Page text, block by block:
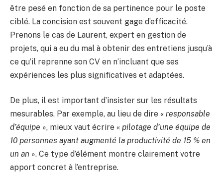
être pesé en fonction de sa pertinence pour le poste
ciblé. La concision est souvent gage d’efficacité.
Prenons le cas de Laurent, expert en gestion de
projets, qui a eu du mal à obtenir des entretiens jusqu’à
ce qu’il reprenne son CV en n’incluant que ses
expériences les plus significatives et adaptées.
De plus, il est important d’insister sur les résultats
mesurables. Par exemple, au lieu de dire « responsable
d’équipe », mieux vaut écrire « pilotage d’une équipe de
10 personnes ayant augmenté la productivité de 15 % en
un an ». Ce type d’élément montre clairement votre
apport concret à l’entreprise.